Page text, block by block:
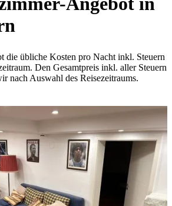
die übliche Kosten pro Nacht inkl. Steuern
Den Gesamtpreis inkl. aller Steuern
nach Auswahl des Reisezeitraums.